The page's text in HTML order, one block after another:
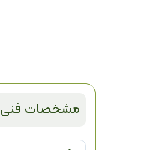
مشخصات فنی